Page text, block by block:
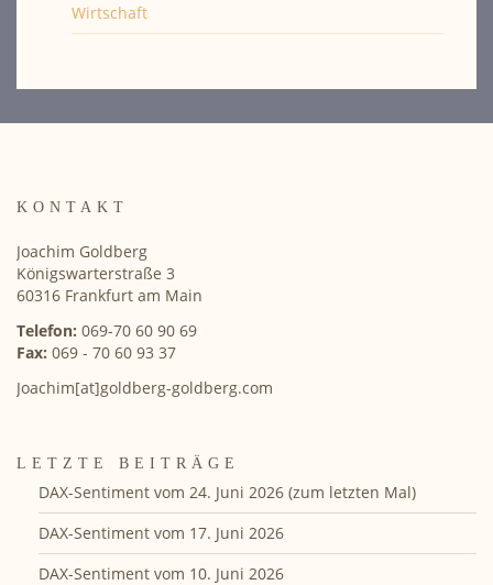
Wirtschaft
KONTAKT
Joachim Goldberg
Königswarterstraße 3
60316 Frankfurt am Main
Telefon: 069-70 60 90 69
Fax: 069 - 70 60 93 37
Joachim[at]goldberg-goldberg.com
LETZTE BEITRÄGE
DAX-Sentiment vom 24. Juni 2026 (zum letzten Mal)
DAX-Sentiment vom 17. Juni 2026
DAX-Sentiment vom 10. Juni 2026